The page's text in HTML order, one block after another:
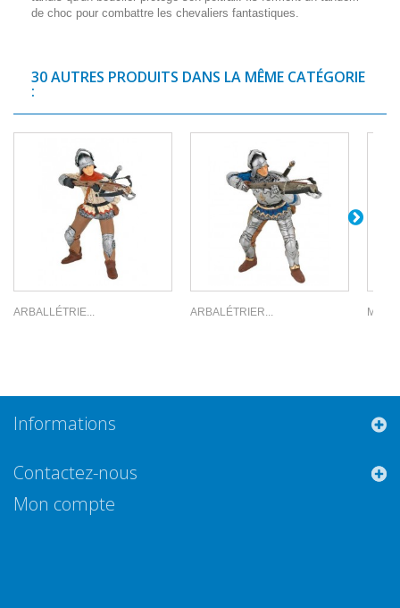
de choc pour combattre les chevaliers fantastiques.
30 AUTRES PRODUITS DANS LA MÊME CATÉGORIE
:
ARBALLÉTRIE... ARBALÉTRIER...
Informations
Contactez-nous
Mon compte